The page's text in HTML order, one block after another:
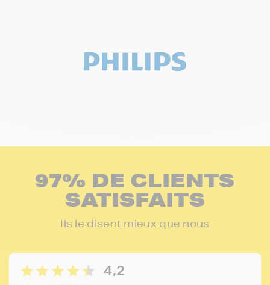
97% DE CLIENTS
SATISFAITS
Ils le disent mieux que nous
4,2